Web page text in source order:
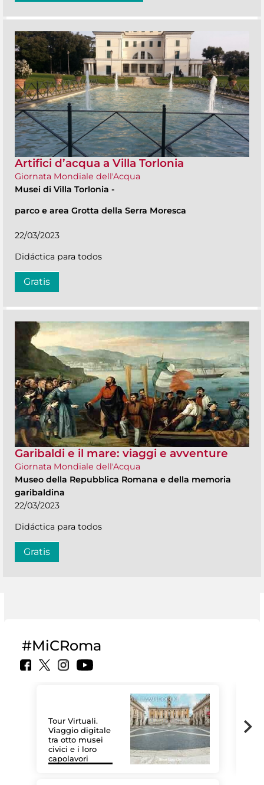
Artifici d’acqua a Villa Torlonia
Giornata Mondiale dell'Acqua
Musei di Villa Torlonia -
parco e area Grotta della Serra Moresca
22/03/2023
Didáctica para todos
Gratis
Garibaldi e il mare: viaggi e avventure
Giornata Mondiale dell'Acqua
Museo della Repubblica Romana e della memoria
garibaldina
22/03/2023
Didáctica para todos
Gratis
#MiCRoma
Tour Virtuali.
Viaggio digitale
tra otto musei
civici e i loro
capolavori